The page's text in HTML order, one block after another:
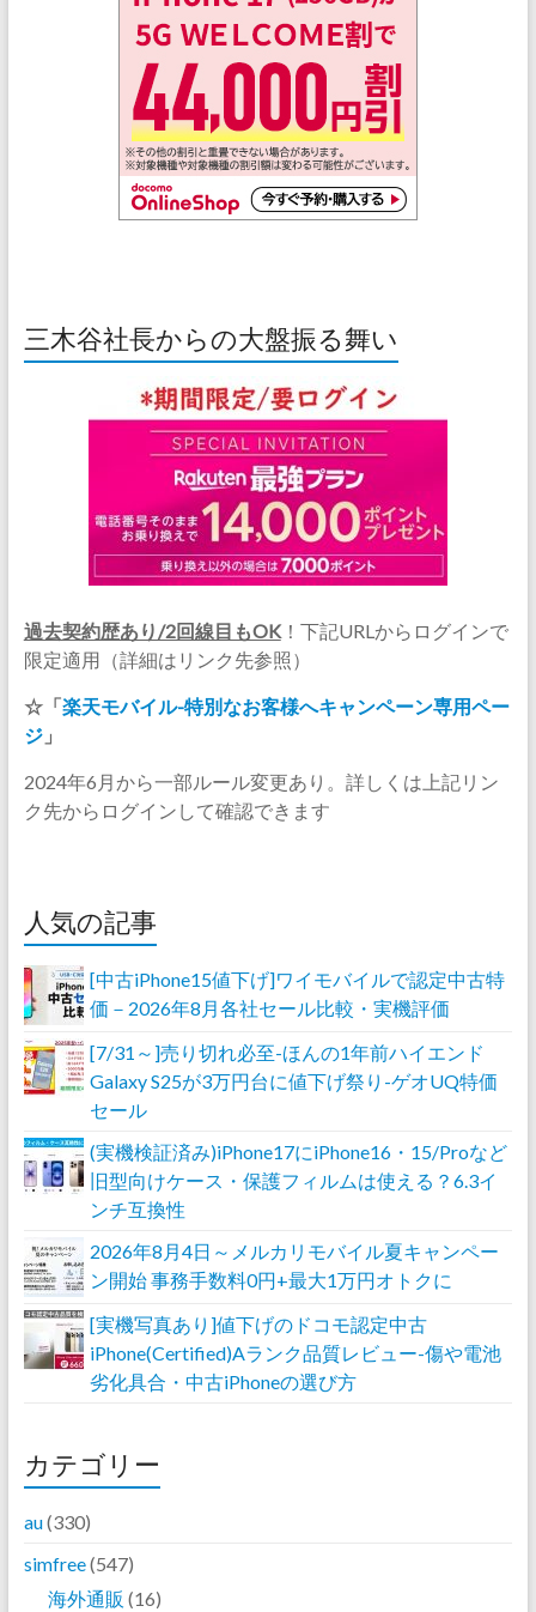
三木谷社長からの大盤振る舞い
過去契約歴あり/2回線目もOK！下記URLからログインで
限定適用（詳細はリンク先参照）
☆「楽天モバイル-特別なお客様へキャンペーン専用ペー
ジ」
2024年6月から一部ルール変更あり。詳しくは上記リン
ク先からログインして確認できます
人気の記事
[中古iPhone15値下げ]ワイモバイルで認定中古特
価－2026年8月各社セール比較・実機評価
[7/31～]売り切れ必至-ほんの1年前ハイエンド
Galaxy S25が3万円台に値下げ祭り-ゲオUQ特価
セール
(実機検証済み)iPhone17にiPhone16・15/Proなど
旧型向けケース・保護フィルムは使える？6.3イ
ンチ互換性
2026年8月4日～メルカリモバイル夏キャンペー
ン開始 事務手数料0円+最大1万円オトクに
[実機写真あり]値下げのドコモ認定中古
iPhone(Certified)Aランク品質レビュー-傷や電池
劣化具合・中古iPhoneの選び方
カテゴリー
au(330)
simfree(547)
海外通販 (16)